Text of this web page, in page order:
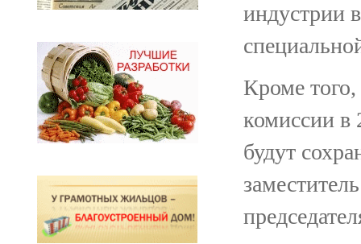
индустрии
Кроме
комиссии в
будут